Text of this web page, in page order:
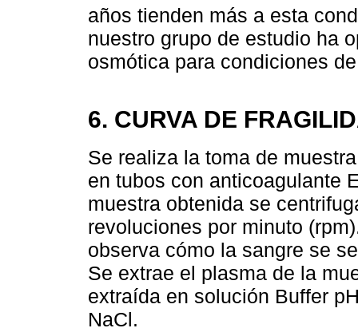
años tienden más a esta
nuestro grupo de estudio ha
osmótica para condiciones
6. CURVA DE
Se realiza la toma de
en tubos con anticoagulante
muestra obtenida se
revoluciones por minuto
observa cómo la sangre se
Se extrae el plasma de la
extraída en solución Buffer
NaCl.